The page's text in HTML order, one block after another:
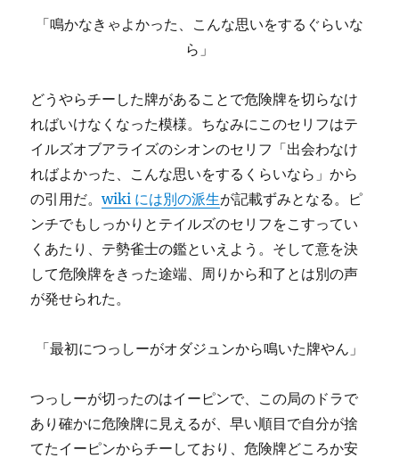
「鳴かなきゃよかった、こんな思いをするぐらいな
ら」
どうやらチーした牌があることで危険牌を切らなけ
ればいけなくなった模様。ちなみにこのセリフはテ
イルズオブアライズのシオンのセリフ「出会わなけ
ればよかった、こんな思いをするくらいなら」から
の引用だ。wiki には別の派生が記載ずみとなる。ピ
ンチでもしっかりとテイルズのセリフをこすってい
くあたり、テ勢雀士の鑑といえよう。そして意を決
して危険牌をきった途端、周りから和了とは別の声
が発せられた。
「最初につっしーがオダジュンから鳴いた牌やん」
つっしーが切ったのはイーピンで、この局のドラで
あり確かに危険牌に見えるが、早い順目で自分が捨
てたイーピンからチーしており、危険牌どころか安